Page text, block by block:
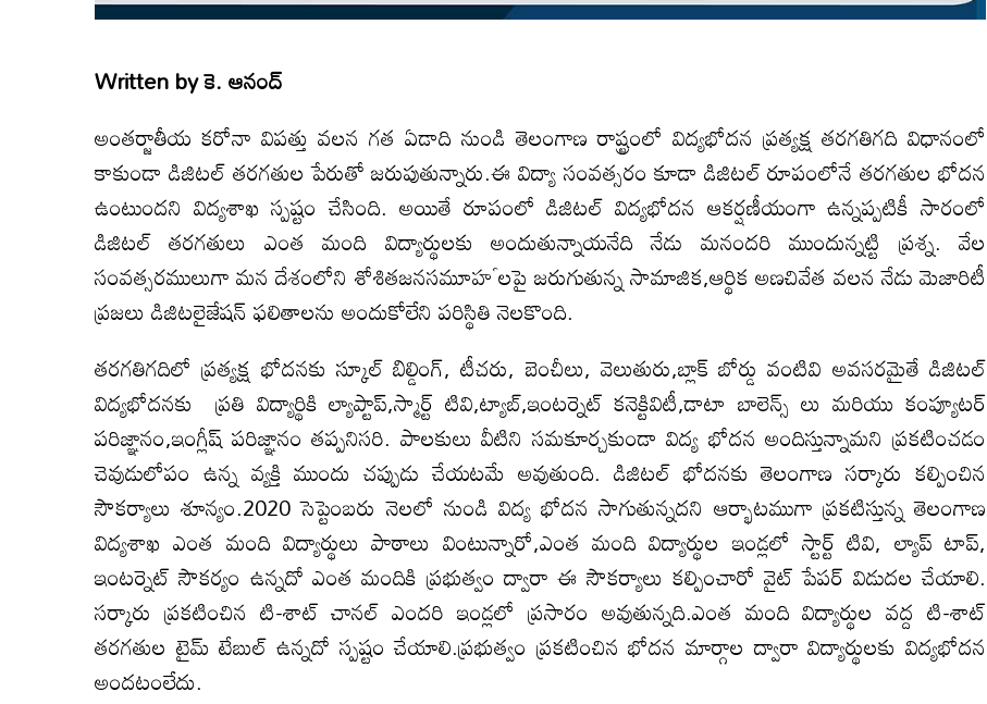
Written byకె. ఆనంద్
అంతర్జాతీయ కరోనా విపత్తు వలన గత ఏడాది నుండి తెలంగాణ రాష్ట్రంలో విద్యభోదన ప్రత్యక్ష తరగతిగది విధానంలో
కాకుండా డిజిటల్ తరగతుల పేరుతో జరుపుతున్నారు.ఈ విద్యా సంవత్సరం కూడా డిజిటల్ రూపంలోనే తరగతుల భోదన
ఉంటుందని విద్యశాఖ స్పష్టం చేసింది. అయితే రూపంలో డిజిటల్ విద్యభోదన ఆకర్షణీయంగా ఉన్నప్పటికీ సారంలో
డిజిటల్ తరగతులు ఎంత మంది విద్యార్థులకు అందుతున్నాయనేది నేడు మనందరి ముందున్నట్టి ప్రశ్న. వేల
సంవత్సరములుగా మన దేశంలోని శోశితజనసమూహౕలపై జరుగుతున్న సామాజిక,ఆర్థిక అణచివేత వలన నేడు మెజారిటీ
ప్రజలు డిజిటలైజేషన్ ఫలితాలను అందుకోలేని పరిస్థితి నెలకొంది.
తరగతిగదిలో ప్రత్యక్ష భోదనకు స్కూల్ బిల్డింగ్, టీచరు, బెంచీలు, వెలుతురు,బ్లాక్ బోర్డు వంటివి అవసరమైతే డిజిటల్
విద్యభోదనకు ప్రతి విద్యార్థికి ల్యాప్టాప్,స్మార్ట్ టివి,ట్యాబ్,ఇంటర్నెట్ కనెక్టివిటీ,డాటా బాలెన్స్ లు మరియు కంప్యూటర్
పరిజ్ఞానం,ఇంగ్లీష్ పరిజ్ఞానం తప్పనిసరి. పాలకులు వీటిని సమకూర్చకుండా విద్య భోదన అందిస్తున్నామని ప్రకటించడం
చెవుడులోపం ఉన్న వ్యక్తి ముందు చప్పుడు చేయటమే అవుతుంది. డిజిటల్ భోదనకు తెలంగాణ సర్కారు కల్పించిన
సౌకర్యాలు శూన్యం.2020 సెప్టెంబరు నెలలో నుండి విద్య భోదన సాగుతున్నదని ఆర్భాటముగా ప్రకటిస్తున్న తెలంగాణ
విద్యశాఖ ఎంత మంది విద్యార్థులు పాఠాలు వింటున్నారో,ఎంత మంది విద్యార్థుల ఇండ్లలో స్టార్ట్ టివి, ల్యాప్ టాప్,
ఇంటర్నెట్ సౌకర్యం ఉన్నదో ఎంత మందికి ప్రభుత్వం ద్వారా ఈ సౌకర్యాలు కల్పించారో వైట్ పేపర్ విడుదల చేయాలి.
సర్కారు ప్రకటించిన టి-శాట్ చానల్ ఎందరి ఇండ్లలో ప్రసారం అవుతున్నది.ఎంత మంది విద్యార్థుల వద్ద టి-శాట్
తరగతుల టైమ్ టేబుల్ ఉన్నదో స్పష్టం చేయాలి.ప్రభుత్వం ప్రకటించిన భోదన మార్గాల ద్వారా విద్యార్థులకు విద్యభోదన
అందటంలేదు.